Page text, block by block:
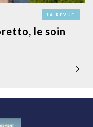
LA REVUE
le soin